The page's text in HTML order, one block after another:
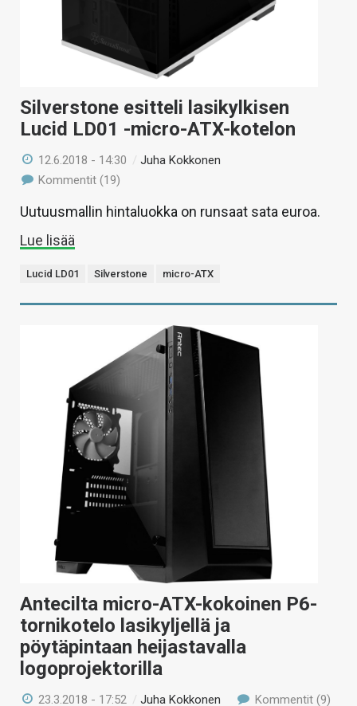
Silverstone esitteli lasikylkisen
Lucid LD01 -micro-ATX-kotelon
12.6.2018 - 14:30 /Juha Kokkonen
Kommentit (19)
Uutuusmallin hintaluokka on runsaat sata euroa.
Lue lisää
Lucid LD01 Silverstone micro-ATX
Antecilta micro-ATX-kokoinen P6-
tornikotelo lasikyljellä ja
pöytäpintaan heijastavalla
logoprojektorilla
23.3.2018 - 17:52 /Juha Kokkonen Kommentit (9)